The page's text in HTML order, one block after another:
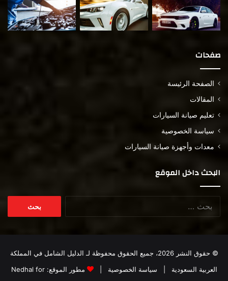
صفحات
الصفحة الرئيسة
المقالات
تعليم صيانة السيارات
سياسة الخصوصية
معدات وأجهزة صيانة السيارات
البحث داخل الموقع
© حقوق النشر 2026، جميع الحقوق محفوظة لـ
الدليل الشامل في المملكة
العربية السعودية
سياسة الخصوصية | مطور الموقع:Nedhal for